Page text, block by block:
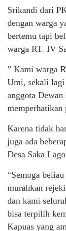
Srikandi dari
dengan warga
bertemu tapi
warga RT. IV
” Kami warga
Umi, sekali lagi
anggota
memperhatikan
Karena tidak
juga ada
Desa Saka
“Semoga
murahkan
dan kami
bisa terpilih
Kapuas yang